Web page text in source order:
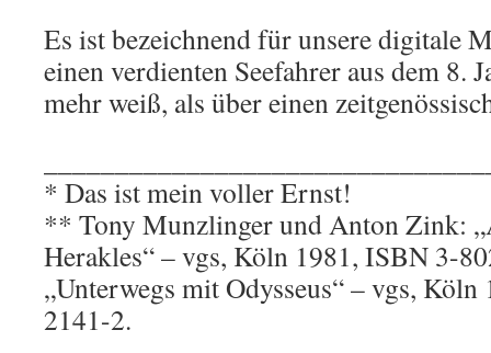
Es ist bezeichnend für unsere digitale
einen verdienten Seefahrer aus dem 8.
mehr weiß, als über einen
* Das ist mein voller Ernst!
** Tony Munzlinger und Anton Zink:
Herakles“ – vgs, Köln 1981, ISBN 3-
„Unterwegs mit Odysseus“ – vgs,
2141-2.